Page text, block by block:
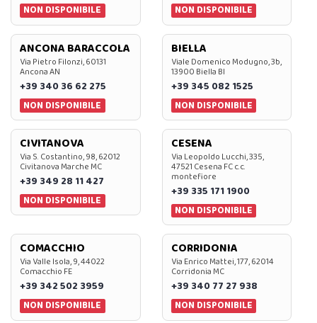
NON DISPONIBILE
NON DISPONIBILE
ANCONA BARACCOLA
Via Pietro Filonzi, 60131
Ancona AN
+39 340 36 62 275
NON DISPONIBILE
BIELLA
Viale Domenico Modugno, 3b,
13900 Biella BI
+39 345 082 1525
NON DISPONIBILE
CIVITANOVA
Via S. Costantino, 98, 62012
Civitanova Marche MC
+39 349 28 11 427
NON DISPONIBILE
CESENA
Via Leopoldo Lucchi, 335,
47521 Cesena FC c.c.
montefiore
+39 335 171 1900
NON DISPONIBILE
COMACCHIO
Via Valle Isola, 9, 44022
Comacchio FE
+39 342 502 3959
NON DISPONIBILE
CORRIDONIA
Via Enrico Mattei, 177, 62014
Corridonia MC
+39 340 77 27 938
NON DISPONIBILE